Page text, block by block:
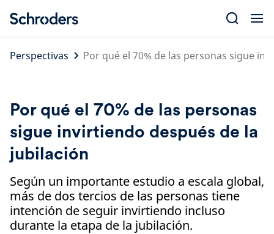
content
Perspectivas
Por qué el 70% de las personas sigue
Por qué el 70% de las personas
sigue invirtiendo después de la
jubilación
Según un importante estudio a escala global,
más de dos tercios de las personas tiene
intención de seguir invirtiendo incluso
durante la etapa de la jubilación.